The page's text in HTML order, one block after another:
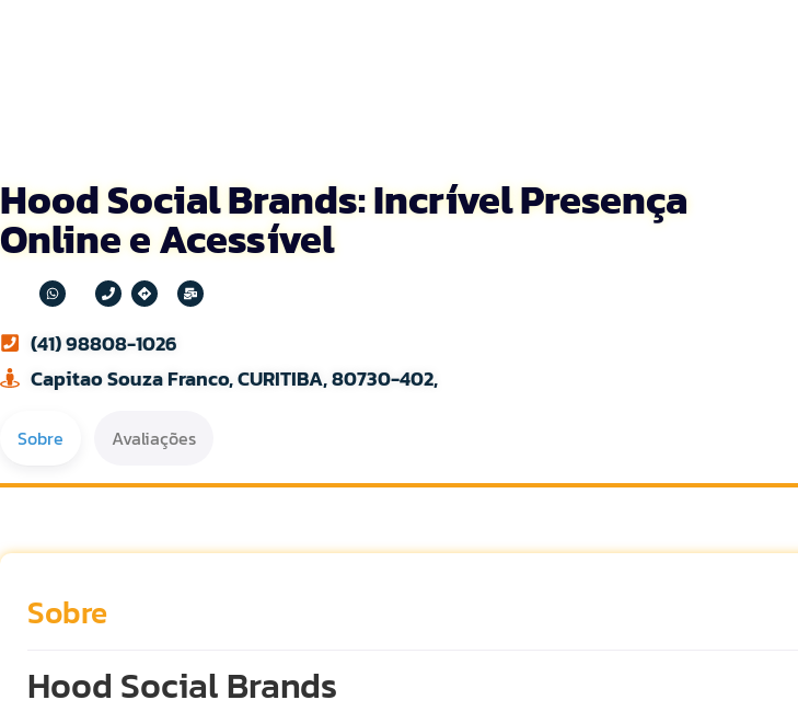
Hood Social Brands: Incrível Presença
Online e Acessível
(41) 98808-1026
Capitao Souza Franco, CURITIBA, 80730-402,
Sobre Avaliações
Sobre
Hood Social Brands